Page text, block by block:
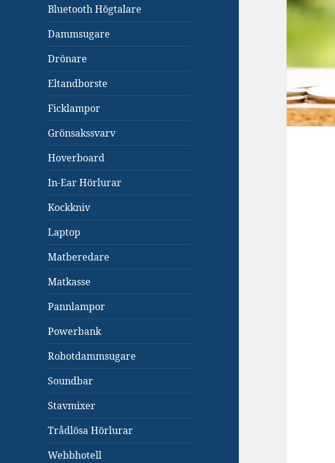
Bluetooth Högtalare
Dammsugare
Drönare
Eltandborste
Ficklampor
Grönsakssvarv
Hoverboard
In-Ear Hörlurar
Kockkniv
Laptop
Matberedare
Matkasse
Pannlampor
Powerbank
Robotdammsugare
Soundbar
Stavmixer
Trådlösa Hörlurar
Webbhotell